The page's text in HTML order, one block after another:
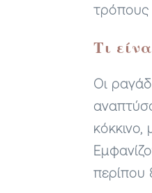
τρόπους
Τι
Οι
περίπου